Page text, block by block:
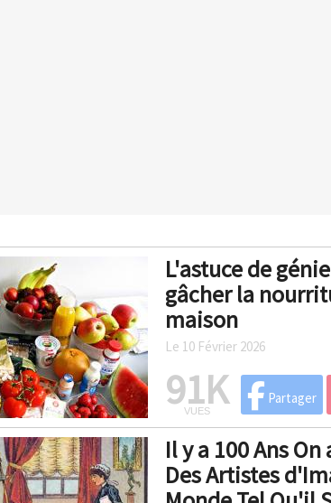
L'astuce de
gâcher la
maison
Le 10 Février 2026
91K
VUES
Partager
Il y a 100 Ans
Des Artistes